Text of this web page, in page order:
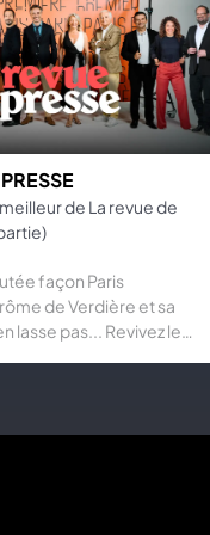
de La revue de
façon Paris
de Verdière et sa
lasse pas... Revivez les